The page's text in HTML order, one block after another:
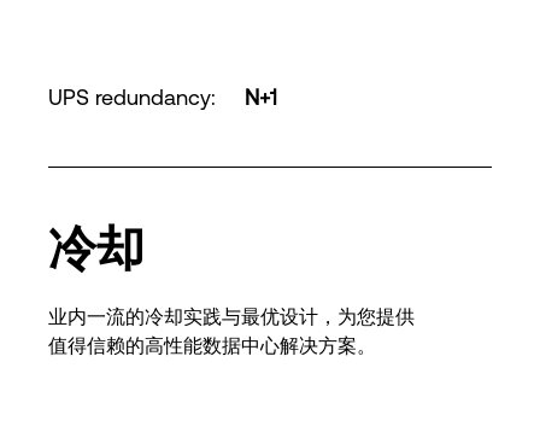
UPS redundancy: N+1
冷却
业内一流的冷却实践与最优设计，为您提供
值得信赖的高性能数据中心解决方案。